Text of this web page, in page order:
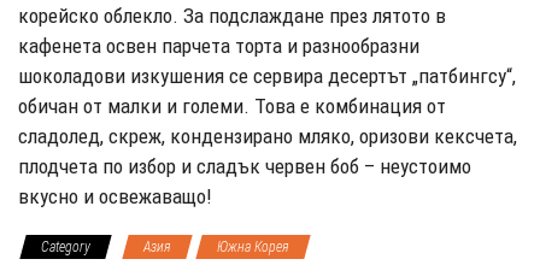
корейско облекло. За подслаждане през лятото в
кафенета освен парчета торта и разнообразни
шоколадови изкушения се сервира десертът „патбингсу“,
обичан от малки и големи. Това е комбинация от
сладолед, скреж, кондензирано мляко, оризови кексчета,
плодчета по избор и сладък червен боб – неустоимо
вкусно и освежаващо!
Category Азия Южна Корея